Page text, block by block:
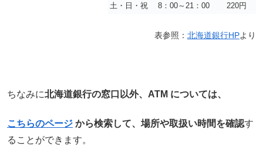
土・日・祝
8：00～21：00 220円
表参照： 北海道銀行HPより
ちなみに北海道銀行の窓口以外、ATM については、
こちらのページ から検索して、場所や取扱い時間を確認す
ることができます。